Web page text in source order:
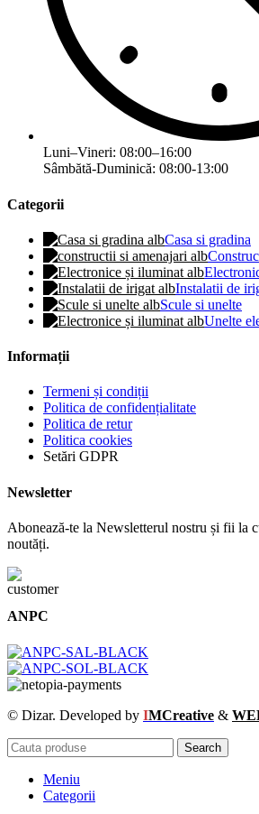
Luni–Vineri: 08:00–16:00
Sâmbătă-Duminică: 08:00-13:00
Categorii
Casa si gradina
Instalatii de
Scule si unelte
Unelte
Informații
Termeni și condiții
Politica de confidențialitate
Politica de retur
Politica cookies
Setări GDPR
Newsletter
Abonează-te la Newsletterul nostru și fii la
noutăți.
ANPC
© Dizar. Developed by IMCreative &
Search
Meniu
Categorii